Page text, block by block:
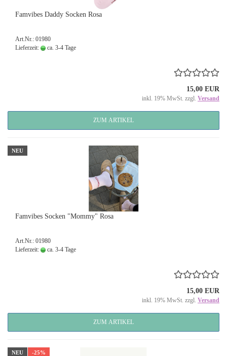
Famvibes Daddy Socken Rosa
Art.Nr.: 01980
Lieferzeit:
ca. 3-4 Tage
15,00 EUR
inkl. 19% MwSt. zzgl. Versand
ZUM ARTIKEL
NEU
Famvibes Socken "Mommy" Rosa
Art.Nr.: 01980
Lieferzeit:
ca. 3-4 Tage
15,00 EUR
inkl. 19% MwSt. zzgl. Versand
ZUM ARTIKEL
NEU -25%